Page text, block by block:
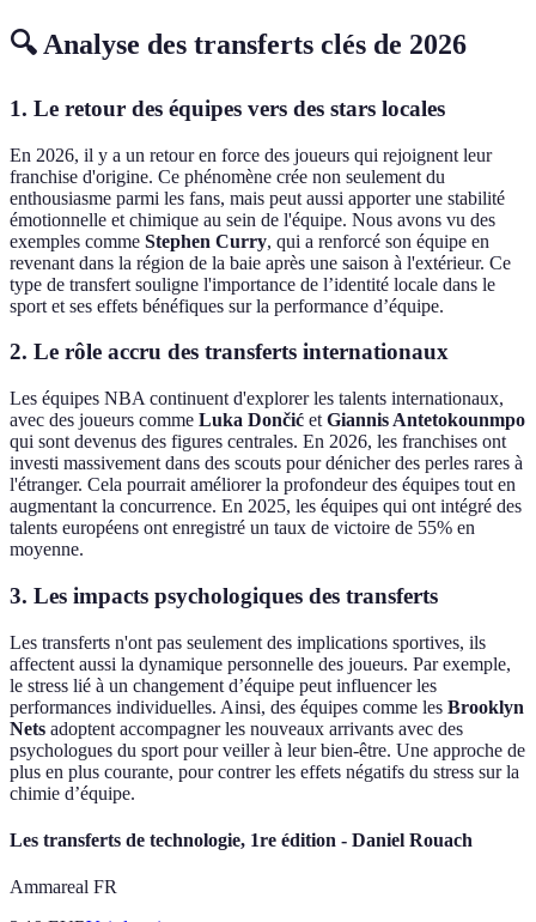
🔍 Analyse des transferts clés de 2026
1. Le retour des équipes vers des stars locales
En 2026, il y a un retour en force des joueurs qui rejoignent leur
franchise d'origine. Ce phénomène crée non seulement du
enthousiasme parmi les fans, mais peut aussi apporter une stabilité
émotionnelle et chimique au sein de l'équipe. Nous avons vu des
exemples comme Stephen Curry, qui a renforcé son équipe en
revenant dans la région de la baie après une saison à l'extérieur. Ce
type de transfert souligne l'importance de l’identité locale dans le
sport et ses effets bénéfiques sur la performance d’équipe.
2. Le rôle accru des transferts internationaux
Les équipes NBA continuent d'explorer les talents internationaux,
avec des joueurs comme Luka Dončić et Giannis Antetokounmpo
qui sont devenus des figures centrales. En 2026, les franchises ont
investi massivement dans des scouts pour dénicher des perles rares à
l'étranger. Cela pourrait améliorer la profondeur des équipes tout en
augmentant la concurrence. En 2025, les équipes qui ont intégré des
talents européens ont enregistré un taux de victoire de 55% en
moyenne.
3. Les impacts psychologiques des transferts
Les transferts n'ont pas seulement des implications sportives, ils
affectent aussi la dynamique personnelle des joueurs. Par exemple,
le stress lié à un changement d’équipe peut influencer les
performances individuelles. Ainsi, des équipes comme les Brooklyn
Nets adoptent accompagner les nouveaux arrivants avec des
psychologues du sport pour veiller à leur bien-être. Une approche de
plus en plus courante, pour contrer les effets négatifs du stress sur la
chimie d’équipe.
Les transferts de technologie, 1re édition - Daniel Rouach
Ammareal FR